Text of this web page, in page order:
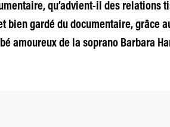
qu’advient-il des
bien gardé du documentaire,
amoureux de la soprano Barbara